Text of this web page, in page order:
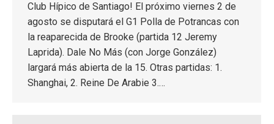
Club Hípico de Santiago! El próximo viernes 2 de
agosto se disputará el G1 Polla de Potrancas con
la reaparecida de Brooke (partida 12 Jeremy
Laprida). Dale No Más (con Jorge González)
largará más abierta de la 15. Otras partidas: 1.
Shanghai, 2. Reine De Arabie 3.…